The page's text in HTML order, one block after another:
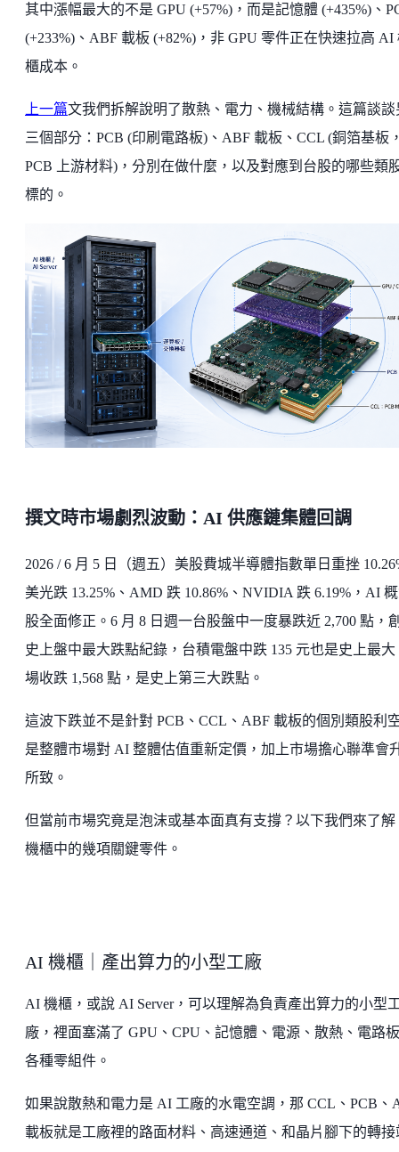
其中漲幅最大的不是 GPU (+57%)，而是記憶體 (+435%)、
(+233%)、ABF 載板 (+82%)，非 GPU 零件正在快速拉高 AI
櫃成本。
上一篇文我們拆解說明了散熱、電力、機械結構。這篇談談
三個部分：PCB (印刷電路板)、ABF 載板、CCL (銅箔基板
PCB 上游材料)，分別在做什麼，以及對應到台股的哪些類
標的。
撰文時市場劇烈波動：AI 供應鏈集體回調
2026 / 6 月 5 日（週五）美股費城半導體指數單日重挫
美光跌 13.25%、AMD 跌 10.86%、NVIDIA 跌 6.19%，AI
股全面修正。6 月 8 日週一台股盤中一度暴跌近 2,700 點，
史上盤中最大跌點紀錄，台積電盤中跌 135 元也是史上最大
場收跌 1,568 點，是史上第三大跌點。
這波下跌並不是針對 PCB、CCL、ABF 載板的個別類股利
是整體市場對 AI 整體估值重新定價，加上市場擔心聯準會
所致。
但當前市場究竟是泡沫或基本面真有支撐？以下我們來了
機櫃中的幾項關鍵零件。
AI 機櫃｜產出算力的小型工廠
AI 機櫃，或說 AI Server，可以理解為負責產出算力的小型
廠，裡面塞滿了 GPU、CPU、記憶體、電源、散熱、電路
各種零組件。
如果說散熱和電力是 AI 工廠的水電空調，那 CCL、PCB、
載板就是工廠裡的路面材料、高速通道、和晶片腳下的轉接